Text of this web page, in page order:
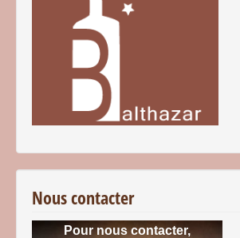
Nous contacter
Pour nous contacter,